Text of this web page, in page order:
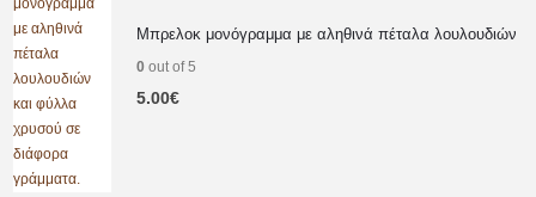
Μπρελοκ μονόγραμμα με αληθινά πέταλα λουλουδιών
0 out of 5
5.00€